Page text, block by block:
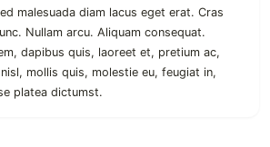
malesuada diam lacus eget erat. Cras
Nullam arcu. Aliquam consequat.
dapibus quis, laoreet et, pretium ac,
mollis quis, molestie eu, feugiat in,
platea dictumst.